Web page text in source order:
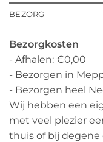
BEZORG
Bezorgkosten
- Afhalen: €0,00
- Bezorgen in
- Bezorgen heel
Wij hebben een
met veel plezier
thuis of bij degene